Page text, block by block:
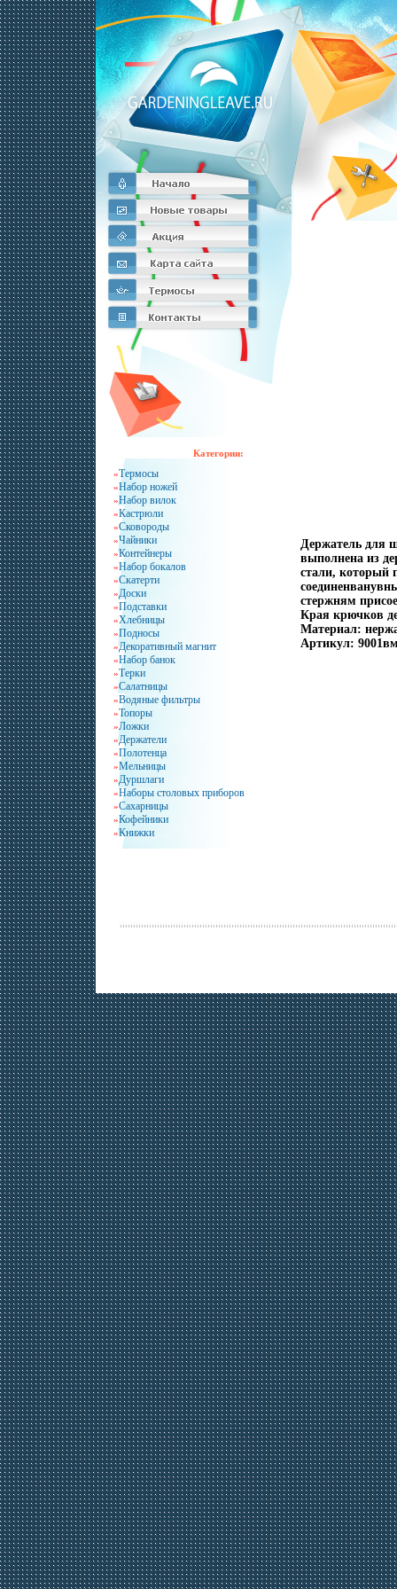
Категории:
»Термосы
»Набор ножей
»Набор вилок
»Кастрюли
»Сковороды
»Чайники
»Контейнеры
»Набор бокалов
»Скатерти
»Доски
»Подставки
»Хлебницы
»Подносы
»Декоративный магнит
»Набор банок
»Терки
»Салатницы
»Водяные фильтры
»Топоры
»Ложки
»Держатели
»Полотенца
»Мельницы
»Дуршлаги
»Наборы столовых приборов
»Сахарницы
»Кофейники
»Книжки
Держатель для
выполнена из
стали, который
стержням
Края крючков
Материал:
Артикул: